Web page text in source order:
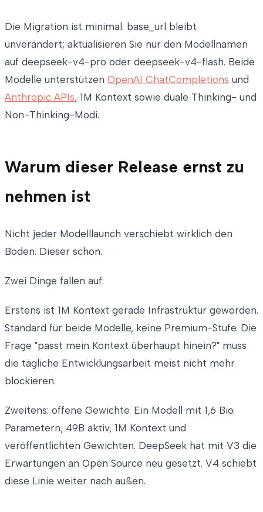
Die Migration ist minimal. base_url bleibt
unverändert; aktualisieren Sie nur den Modellnamen
auf deepseek-v4-pro oder deepseek-v4-flash. Beide
Modelle unterstützen OpenAI ChatCompletions und
Anthropic APIs, 1M Kontext sowie duale Thinking- und
Non-Thinking-Modi.
Warum dieser Release ernst zu
nehmen ist
Nicht jeder Modelllaunch verschiebt wirklich den
Boden. Dieser schon.
Zwei Dinge fallen auf:
Erstens ist 1M Kontext gerade Infrastruktur geworden.
Standard für beide Modelle, keine Premium-Stufe. Die
Frage "passt mein Kontext überhaupt hinein?" muss
die tägliche Entwicklungsarbeit meist nicht mehr
blockieren.
Zweitens: offene Gewichte. Ein Modell mit 1,6 Bio.
Parametern, 49B aktiv, 1M Kontext und
veröffentlichten Gewichten. DeepSeek hat mit V3 die
Erwartungen an Open Source neu gesetzt. V4 schiebt
diese Linie weiter nach außen.